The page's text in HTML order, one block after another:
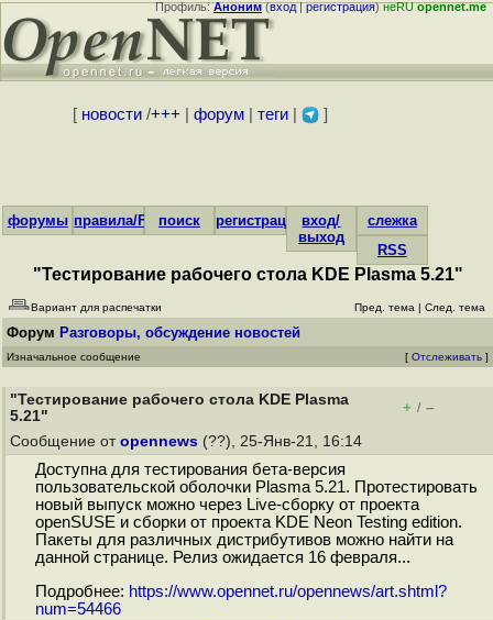
Профиль:Аноним(вход|регистрация)неRUopennet.me
[ новости/+++ форум| теги| ]
форумы правила/FAQпоиск регистрациявход/
выход
слежка
RSS
"Тестирование рабочего стола KDE Plasma 5.21"
Вариант для распечатки Пред. тема | След. тема
Форум Разговоры, обсуждение новостей
Изначальное сообщение [ Отслеживать ]
"Тестирование рабочего стола KDE Plasma
5.21"
+ / –
Сообщение от opennews (??), 25-Янв-21, 16:14
Доступна для тестирования бета-версия
пользовательской оболочки Plasma 5.21. Протестировать
новый выпуск можно через Live-сборку от проекта
openSUSE и сборки от проекта KDE Neon Testing edition.
Пакеты для различных дистрибутивов можно найти на
данной странице. Релиз ожидается 16 февраля...
Подробнее: https://www.opennet.ru/opennews/art.shtml?
num=54466